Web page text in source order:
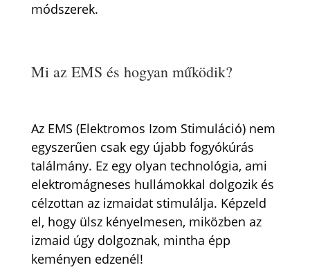
módszerek.
Mi az EMS és hogyan működik?
Az EMS (Elektromos Izom Stimuláció) nem
egyszerűen csak egy újabb fogyókúrás
találmány. Ez egy olyan technológia, ami
elektromágneses hullámokkal dolgozik és
célzottan az izmaidat stimulálja. Képzeld
el, hogy ülsz kényelmesen, miközben az
izmaid úgy dolgoznak, mintha épp
keményen edzenél!